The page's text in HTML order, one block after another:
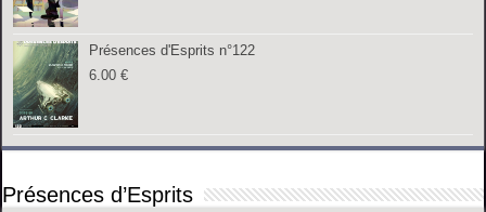
Présences d'Esprits n°122
6.00€
Présences d’Esprits